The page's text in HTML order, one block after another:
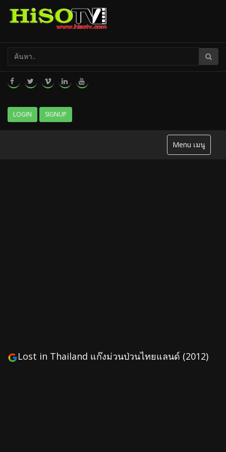
LOGIN SIGNUP
Menu เมนู
Lost in Thailand แก๊งม่วนป่วนไทยแลนด์ (2012)